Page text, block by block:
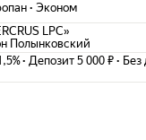
· Эконом
LPC»
Полынковский
· Депозит 5 000 ₽ · Без